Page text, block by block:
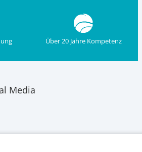
Über 20 Jahre Kompetenz
Media